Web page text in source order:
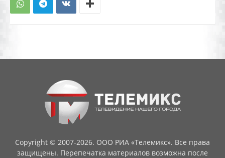
Copyright © 2007-2026. ООО РИА «Телемикс». Все права
защищены. Перепечатка материалов возможна после